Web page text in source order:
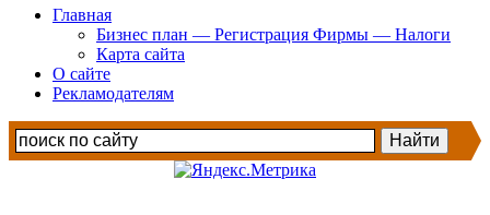
Главная
Бизнес план — Регистрация Фирмы — Налоги
Карта сайта
О сайте
Рекламодателям